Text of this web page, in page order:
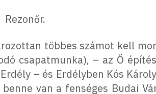
többes számot kell
csapatmunka), – az Ő
– és Erdélyben Kós
van a fenséges Budai